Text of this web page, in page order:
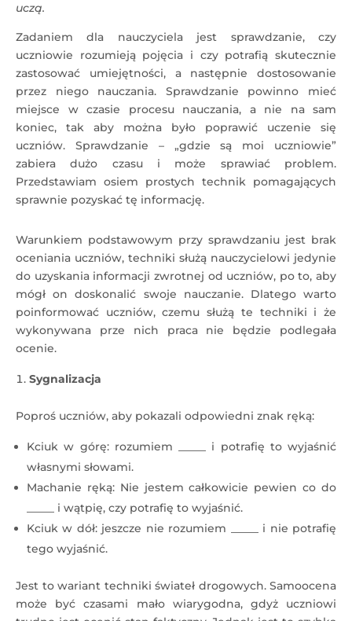
uczą.
Zadaniem dla nauczyciela jest sprawdzanie, czy
uczniowie rozumieją pojęcia i czy potrafią skutecznie
zastosować umiejętności, a następnie dostosowanie
przez niego nauczania. Sprawdzanie powinno mieć
miejsce w czasie procesu nauczania, a nie na sam
koniec, tak aby można było poprawić uczenie się
uczniów. Sprawdzanie – „gdzie są moi uczniowie”
zabiera dużo czasu i może sprawiać problem.
Przedstawiam osiem prostych technik pomagających
sprawnie pozyskać tę informację.
Warunkiem podstawowym przy sprawdzaniu jest brak
oceniania uczniów, techniki służą nauczycielowi jedynie
do uzyskania informacji zwrotnej od uczniów, po to, aby
mógł on doskonalić swoje nauczanie. Dlatego warto
poinformować uczniów, czemu służą te techniki i że
wykonywana prze nich praca nie będzie podlegała
ocenie.
Sygnalizacja
Poproś uczniów, aby pokazali odpowiedni znak ręką:
Kciuk w górę: rozumiem _____ i potrafię to wyjaśnić
własnymi słowami.
Machanie ręką: Nie jestem całkowicie pewien co do
_____ i wątpię, czy potrafię to wyjaśnić.
Kciuk w dół: jeszcze nie rozumiem _____ i nie potrafię
tego wyjaśnić.
Jest to wariant techniki świateł drogowych. Samoocena
może być czasami mało wiarygodna, gdyż uczniowi